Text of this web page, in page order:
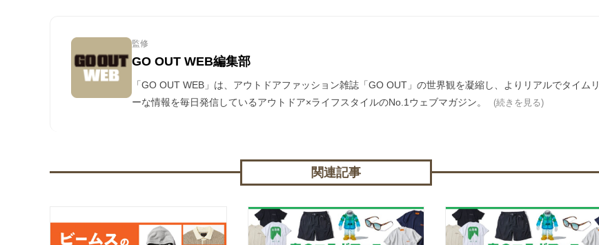
監修
GO OUT WEB編集部
「GO OUT WEB」は、アウトドアファッション雑誌「GO OUT」の世界観を凝縮し、よりリアルでタイムリ
ーな情報を毎日発信しているアウトドア×ライフスタイルのNo.1ウェブマガジン。
(続きを見る)
関連記事